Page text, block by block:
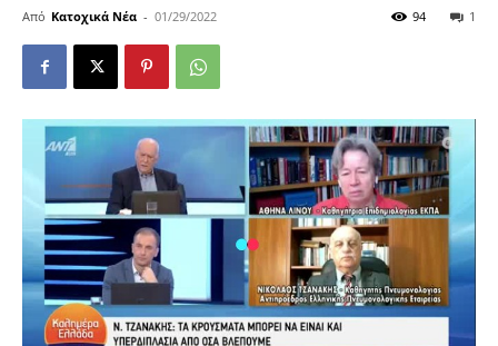
Από Κατοχικά Νέα - 01/29/2022 1
94